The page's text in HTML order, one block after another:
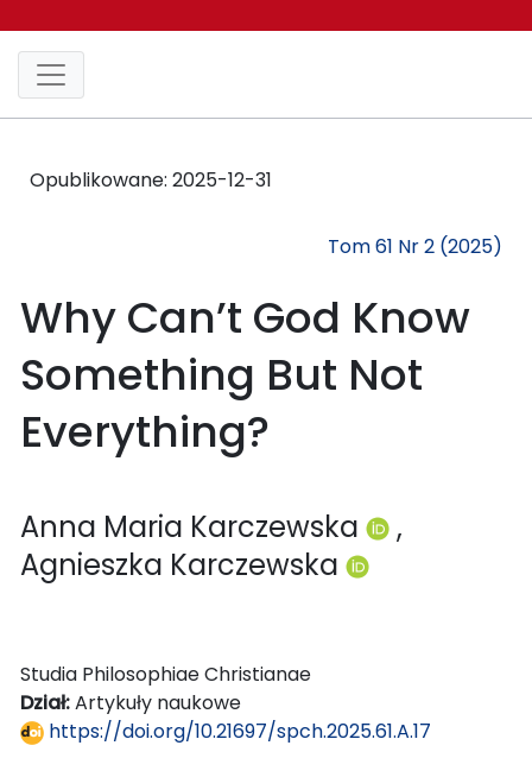
Opublikowane: 2025-12-31
Tom 61 Nr 2 (2025)
Why Can’t God Know
Something But Not
Everything?
Anna Maria Karczewska
,
Agnieszka Karczewska
Studia Philosophiae Christianae
Dział:Artykuły naukowe
https://doi.org/10.21697/spch.2025.61.A.17